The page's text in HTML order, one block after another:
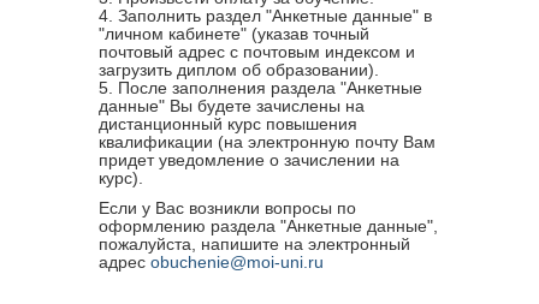
4. Заполнить раздел "Анкетные данные" в
"личном кабинете" (указав точный
почтовый адрес с почтовым индексом и
загрузить диплом об образовании).
5. После заполнения раздела "Анкетные
данные" Вы будете зачислены на
дистанционный курс повышения
квалификации (на электронную почту Вам
придет уведомление о зачислении на
курс).
Если у Вас возникли вопросы по
оформлению раздела "Анкетные данные",
пожалуйста, напишите на электронный
адрес obuchenie@moi-uni.ru